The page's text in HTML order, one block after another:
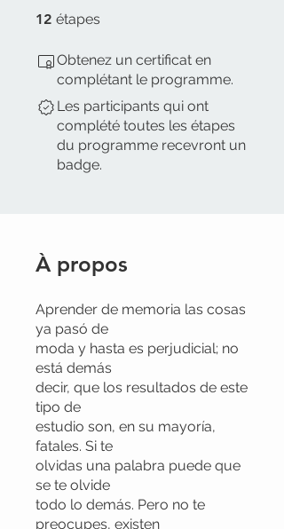
12 étapes
Obtenez un certificat en
complétant le programme.
Les participants qui ont
complété toutes les étapes
du programme recevront un
badge.
À propos
Aprender de memoria las cosas
ya pasó de
moda y hasta es perjudicial; no
está demás
decir, que los resultados de este
tipo de
estudio son, en su mayoría,
fatales. Si te
olvidas una palabra puede que
se te olvide
todo lo demás. Pero no te
preocupes, existen